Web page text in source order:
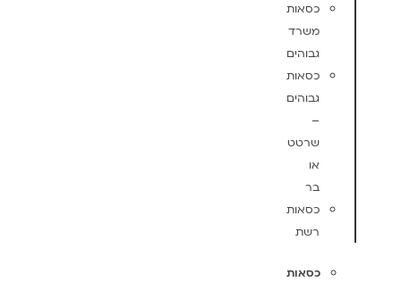
כסאות
משרד
גבוהים
כסאות
גבוהים
–
שרטט
או
בר
כסאות
רשת
כסאות